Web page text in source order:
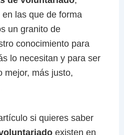
las que de forma
un granito de
conocimiento para
lo necesitan y para ser
mejor, más justo,
si quieres saber
existen en